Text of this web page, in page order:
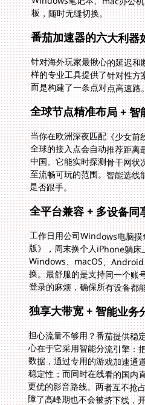
板，随时无缝切换。
番茄加速器的六大利器
针对海外玩家最揪心的延迟和
而是构建了一条点对点高速路
全球节点精准布局 + 智
当你在欧洲深夜匹配《少女
全球的接入点会自动推荐距
中国。它能实时探测骨干网
至流畅可玩的范围。智能选
是否跟手。
全平台兼容 + 多设备同
工作日用公司Windows电脑
版》，周末换个人iPhone躺床
Windows、macOS、Android
换。最舒服的是支持同一个账号
登录的麻烦，确保所有设备都
独享大带宽 + 智能业务
担心流量不够用？番茄提供稳
心在于它采用智能分流引擎
数据，通过专用的游戏加速通
稳定性；而同时在线看的国内
更优的影音路线。两者互不
障了高峰期也不会被挤下线